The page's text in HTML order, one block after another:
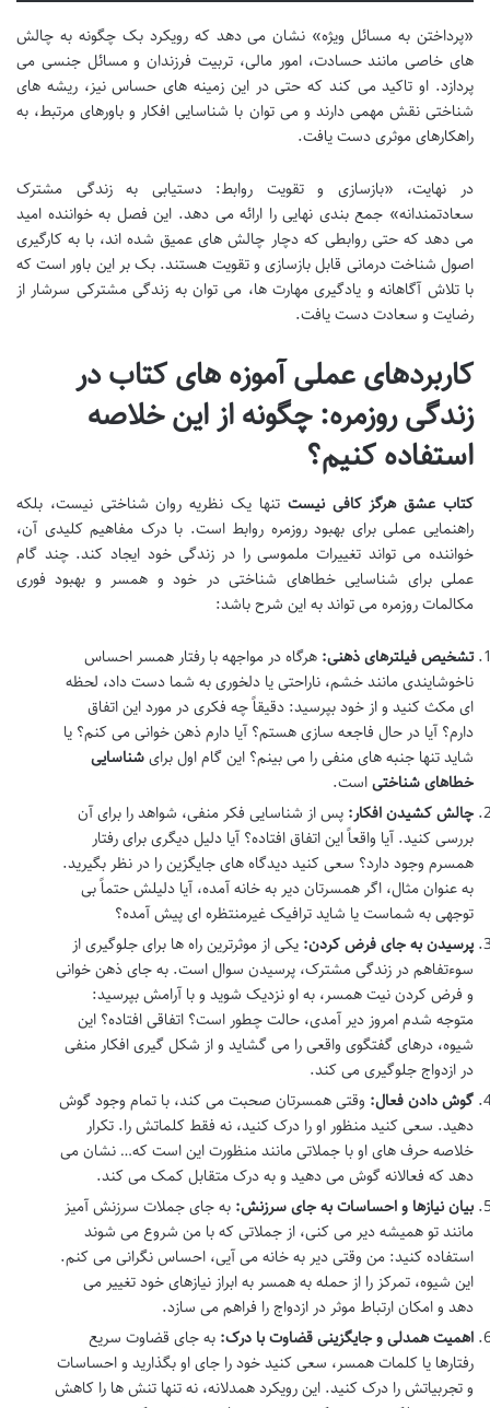
«پرداختن به مسائل ویژه» نشان می دهد که رویکرد بک چگونه به چالش
های خاصی مانند حسادت، امور مالی، تربیت فرزندان و مسائل جنسی می
پردازد. او تاکید می کند که حتی در این زمینه های حساس نیز، ریشه های
شناختی نقش مهمی دارند و می توان با شناسایی افکار و باورهای مرتبط، به
راهکارهای موثری دست یافت.
در نهایت، «بازسازی و تقویت روابط: دستیابی به زندگی مشترک
سعادتمندانه» جمع بندی نهایی را ارائه می دهد. این فصل به خواننده امید
می دهد که حتی روابطی که دچار چالش های عمیق شده اند، با به کارگیری
اصول شناخت درمانی قابل بازسازی و تقویت هستند. بک بر این باور است که
با تلاش آگاهانه و یادگیری مهارت ها، می توان به زندگی مشترکی سرشار از
رضایت و سعادت دست یافت.
کاربردهای عملی آموزه های کتاب در
زندگی روزمره: چگونه از این خلاصه
استفاده کنیم؟
کتاب عشق هرگز کافی نیست تنها یک نظریه روان شناختی نیست، بلکه
راهنمایی عملی برای بهبود روزمره روابط است. با درک مفاهیم کلیدی آن،
خواننده می تواند تغییرات ملموسی را در زندگی خود ایجاد کند. چند گام
عملی برای شناسایی خطاهای شناختی در خود و همسر و بهبود فوری
مکالمات روزمره می تواند به این شرح باشد:
تشخیص فیلترهای ذهنی: هرگاه در مواجهه با رفتار همسر احساس
ناخوشایندی مانند خشم، ناراحتی یا دلخوری به شما دست داد، لحظه
ای مکث کنید و از خود بپرسید: دقیقاً چه فکری در مورد این اتفاق
دارم؟ آیا در حال فاجعه سازی هستم؟ آیا دارم ذهن خوانی می کنم؟ یا
شاید تنها جنبه های منفی را می بینم؟ این گام اول برایشناسایی
خطاهای شناختیاست.
چالش کشیدن افکار: پس از شناسایی فکر منفی، شواهد را برای آن
بررسی کنید. آیا واقعاً این اتفاق افتاده؟ آیا دلیل دیگری برای رفتار
همسرم وجود دارد؟ سعی کنید دیدگاه های جایگزین را در نظر بگیرید.
به عنوان مثال، اگر همسرتان دیر به خانه آمده، آیا دلیلش حتماً بی
توجهی به شماست یا شاید ترافیک غیرمنتظره ای پیش آمده؟
پرسیدن به جای فرض کردن: یکی از موثرترین راه ها برای جلوگیری از
سوءتفاهم در زندگی مشترک، پرسیدن سوال است. به جای ذهن خوانی
و فرض کردن نیت همسر، به او نزدیک شوید و با آرامش بپرسید:
متوجه شدم امروز دیر آمدی، حالت چطور است؟ اتفاقی افتاده؟ این
شیوه، درهای گفتگوی واقعی را می گشاید و از شکل گیری افکار منفی
در ازدواج جلوگیری می کند.
گوش دادن فعال: وقتی همسرتان صحبت می کند، با تمام وجود گوش
دهید. سعی کنید منظور او را درک کنید، نه فقط کلماتش را. تکرار
خلاصه حرف های او با جملاتی مانند منظورت این است که… نشان می
دهد که فعالانه گوش می دهید و به درک متقابل کمک می کند.
بیان نیازها و احساسات به جای سرزنش: به جای جملات سرزنش آمیز
مانند تو همیشه دیر می کنی، از جملاتی که با من شروع می شوند
استفاده کنید: من وقتی دیر به خانه می آیی، احساس نگرانی می کنم.
این شیوه، تمرکز را از حمله به همسر به ابراز نیازهای خود تغییر می
دهد و امکان ارتباط موثر در ازدواج را فراهم می سازد.
اهمیت همدلی و جایگزینی قضاوت با درک: به جای قضاوت سریع
رفتارها یا کلمات همسر، سعی کنید خود را جای او بگذارید و احساسات
و تجربیاتش را درک کنید. این رویکرد همدلانه، نه تنها تنش ها را کاهش